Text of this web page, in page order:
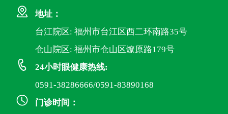
地址：
台江院区: 福州市台江区西二环南路35号
仓山院区: 福州市仓山区燎原路179号
24小时眼健康热线:
0591-38286666/0591-83890168
门诊时间：